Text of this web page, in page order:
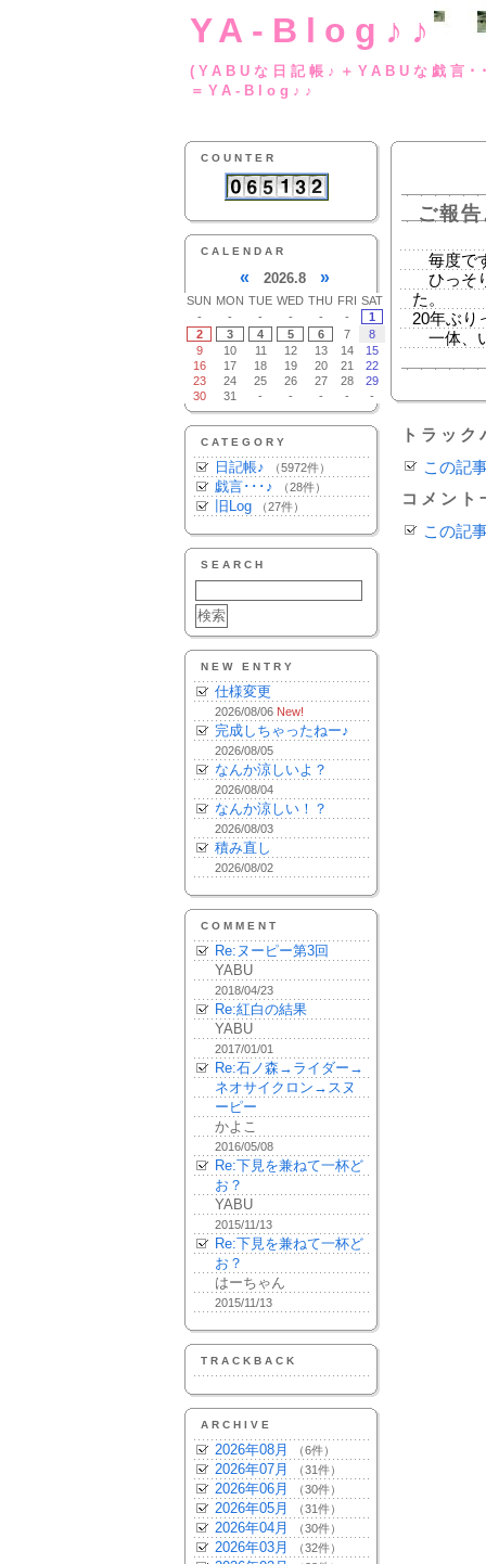
YA-Blog♪♪
(YABUな日記帳♪
＝YA-Blog♪♪
COUNTER
CALENDAR
« 2026.8 »
SUN MON TUE WED THU FRI SAT
-
- - - - -
1
2
3 4 5 6 7
8
9
10 11 12 13 14
15
16
17 18 19 20 21
22
23
24 25 26 27 28
29
30
31 - - - - -
CATEGORY
日記帳♪ （5972件）
戯言･･･♪ （28件）
旧Log （27件）
SEARCH
NEW ENTRY
仕様変更
2026/08/06 New!
完成しちゃったねー♪
2026/08/05
なんか涼しいよ？
2026/08/04
なんか涼しい！？
2026/08/03
積み直し
2026/08/02
COMMENT
Re:ヌーピー第3回
YABU
2018/04/23
Re:紅白の結果
YABU
2017/01/01
Re:石ノ森→ライダー→
ネオサイクロン→スヌ
ーピー
かよこ
2016/05/08
Re:下見を兼ねて一杯ど
お？
YABU
2015/11/13
Re:下見を兼ねて一杯ど
お？
はーちゃん
2015/11/13
TRACKBACK
ARCHIVE
2026年08月 （6件）
2026年07月 （31件）
2026年06月 （30件）
2026年05月 （31件）
2026年04月 （30件）
2026年03月 （32件）
ご報
毎度で
ひっそ
た。
20年ぶり
一体、
トラッ
この記
コメント
この記